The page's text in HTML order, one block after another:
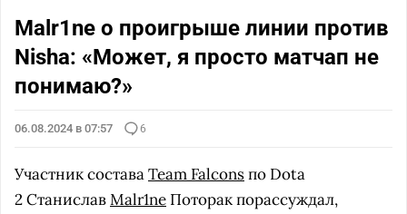
Malr1ne о проигрыше линии против
Nisha: «Может, я просто матчап не
понимаю?»
06.08.2024 в 07:57 6
Участник составаTeam Falconsпо Dota
2 СтаниславMalr1ne Поторак порассуждал,